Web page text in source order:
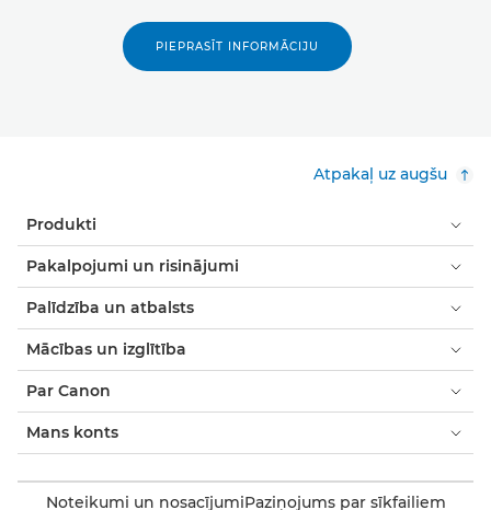
PIEPRASĪT INFORMĀCIJU
Atpakaļ uz augšu
Produkti
Pakalpojumi un risinājumi
Palīdzība un atbalsts
Mācības un izglītība
Par Canon
Mans konts
Noteikumi un nosacījumiPaziņojums par sīkfailiem